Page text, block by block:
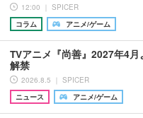
12:00 ｜ SPICER
コラム
アニメ/ゲーム
TVアニメ『尚善』2027年4
解禁
2026.8.5 ｜ SPICER
ニュース
アニメ/ゲーム